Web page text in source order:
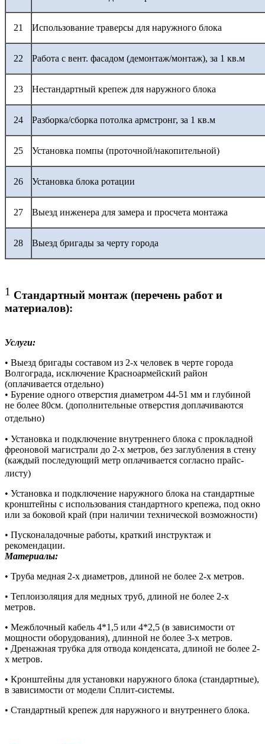
21 Использование траверсы для наружного блока
22 Работа с вент. фасадом (демонтаж/монтаж), за 1 кв.м
23 Нестандартный крепеж для наружного блока
24 Разборка/сборка потолка армстронг, за 1 кв.м
25 Установка помпы (проточной/накопительной)
26 Установка блока ротации
27 Выезд инженера для замера и просчета монтажа
28 Выезд бригады за черту города
1 Стандартный монтаж (перечень работ и
материалов):
Услуги:
• Выезд бригады составом из 2-х человек в черте города
Волгограда, исключение Красноармейский район
(оплачивается отдельно)
• Бурение одного отверстия диаметром 44-51 мм и глубиной
не более 80см. (дополнительные отверстия доплачиваются
отдельно)
• Установка и подключение внутреннего блока с прокладной
фреоновой магистрали до 2-х метров, без заглубления в стену
(каждый последующий метр оплачивается согласно прайс-
листу)
• Установка и подключение наружного блока на стандартные
кронштейны с использования стандартного крепежа, под окно
или за боковой край (при наличии технической возможности)
• Пусконаладочные работы, краткий инструктаж и
рекомендации.
Материалы:
• Труба медная 2-х диаметров, длиной не более 2-х метров.
• Теплоизоляция для медных труб, длиной не более 2-х
метров.
• Межблочный кабель 4*1,5 или 4*2,5 (в зависимости от
мощности оборудования), длинной не более 3-х метров.
• Дренажная трубка для отвода конденсата, длиной не более 2-
х метров.
• Кронштейны для установки наружного блока (стандартные),
в зависимости от модели Сплит-системы.
• Стандартный крепеж для наружного и внутреннего блока.